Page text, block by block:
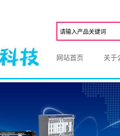
网站首页 关于